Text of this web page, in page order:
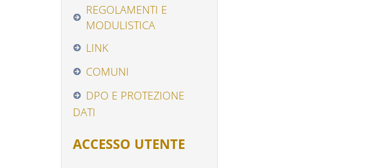
REGOLAMENTI E
MODULISTICA
LINK
COMUNI
DPO E PROTEZIONE
DATI
ACCESSO UTENTE